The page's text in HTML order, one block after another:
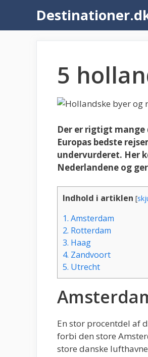
indhold
5
Der er rigtigt
Europas bedste
undervurderet. Her
Nederlandene og
Indhold i artiklen [
1. Amsterdam
2. Rotterdam
3. Haag
4. Zandvoort
5. Utrecht
En stor procentdel af
forbi den store
store danske